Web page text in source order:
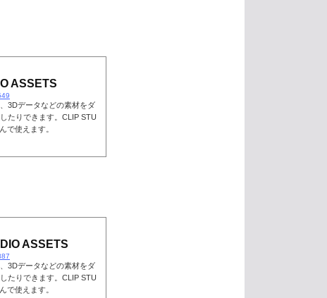
ASSETS
3Dデータなどの素材をダ
たりできます。CLIP STU
で使えます。
ASSETS
3Dデータなどの素材をダ
たりできます。CLIP STU
で使えます。